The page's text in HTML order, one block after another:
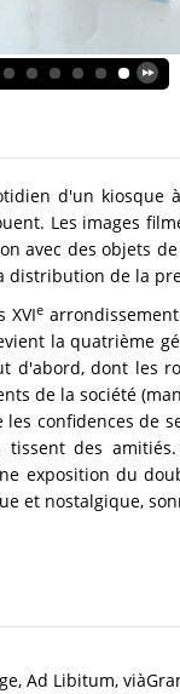
d'un kiosque
Les images
avec des objets
distribution de la
XVIearrondissement
la quatrième
d'abord, dont les
de la société
les confidences de
tissent des
exposition du
et nostalgique,
Ad Libitum,